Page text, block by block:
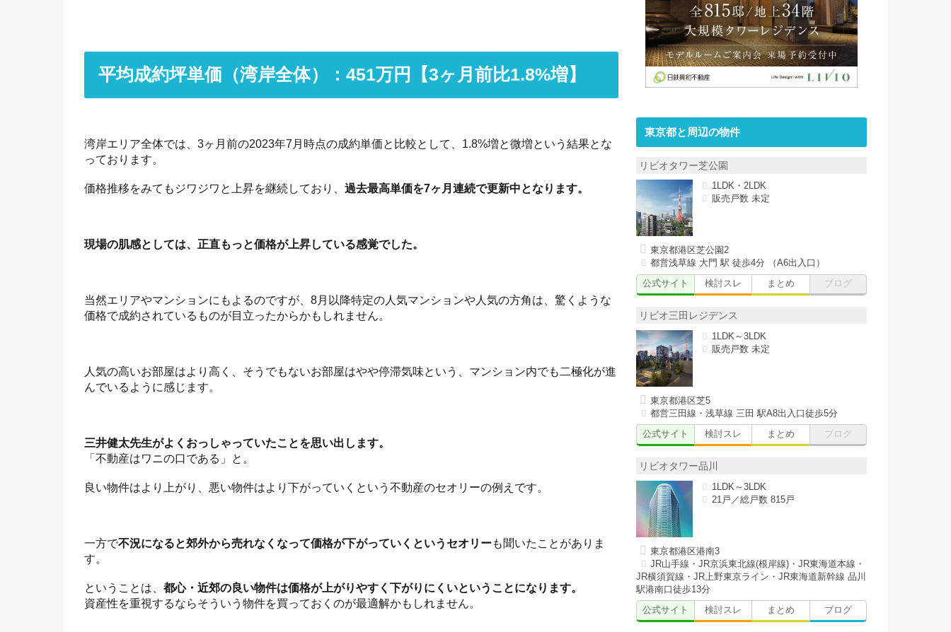
平均成約坪単価（湾岸全体）：451万円【3ヶ月前比1.8%増】
湾岸エリア全体では、3ヶ月前の2023年7月時点の成約単価と比較として、1.8%増と微増という結果とな
っております。
価格推移をみてもジワジワと上昇を継続しており、 過去最高単価を7ヶ月連続で更新中となります。
現場の肌感としては、正直もっと価格が上昇している感覚でした。
当然エリアやマンションにもよるのですが、8月以降特定の人気マンションや人気の方角は、驚くような
価格で成約されているものが目立ったからかもしれません。
人気の高いお部屋はより高く、そうでもないお部屋はやや停滞気味という、マンション内でも二極化が進
んでいるように感じます。
三井健太先生がよくおっしゃっていたことを思い出します。
「不動産はワニの口である」と。
良い物件はより上がり、悪い物件はより下がっていくという不動産のセオリーの例えです。
一方で不況になると郊外から売れなくなって価格が下がっていくというセオリーも聞いたことがありま
す。
ということは、 都心・近郊の良い物件は価格が上がりやすく下がりにくいということになります。
資産性を重視するならそういう物件を買っておくのが最適解かもしれません。
東京都と周辺の物件
リビオタワー芝公園
1LDK・2LDK
販売戸数 未定
東京都港区芝公園2
都営浅草線 大門 駅 徒歩4分 （A6出入口）
公式サイト
検討スレ まとめ ブログ
リビオ三田レジデンス
1LDK～3LDK
販売戸数 未定
東京都港区芝5
都営三田線・浅草線 三田 駅A8出入口徒歩5分
公式サイト
検討スレ まとめ ブログ
リビオタワー品川
1LDK～3LDK
21戸／総戸数 815戸
東京都港区港南3
JR山手線・JR京浜東北線(根岸線)・JR東海道本線・
JR横須賀線・JR上野東京ライン・JR東海道新幹線 品川
駅港南口徒歩13分
公式サイト
検討スレ まとめ ブログ